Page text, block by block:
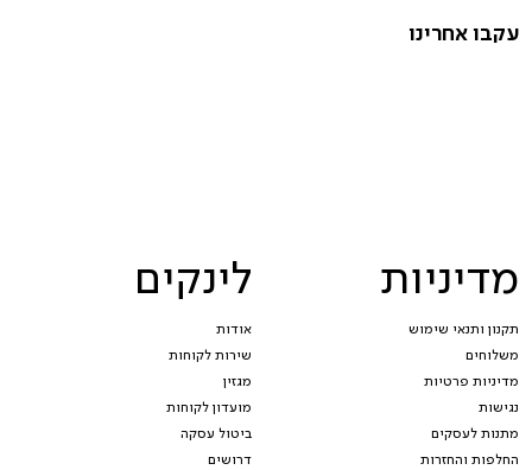
מדיניות
תקנון ותנאי שימוש
משלוחים
מדיניות פרטיות
נגישות
מתנות לעסקים
החלפות והחזרות
לינקים
אודות
שירות לקוחות
מגזין
מועדון לקוחות
ביטול עסקה
דרושים
עקבו אחרינו